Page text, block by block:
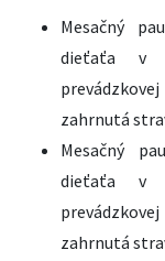
Mesačný
dieťaťa v
zahrnutá
Mesačný
dieťaťa v
zahrnutá